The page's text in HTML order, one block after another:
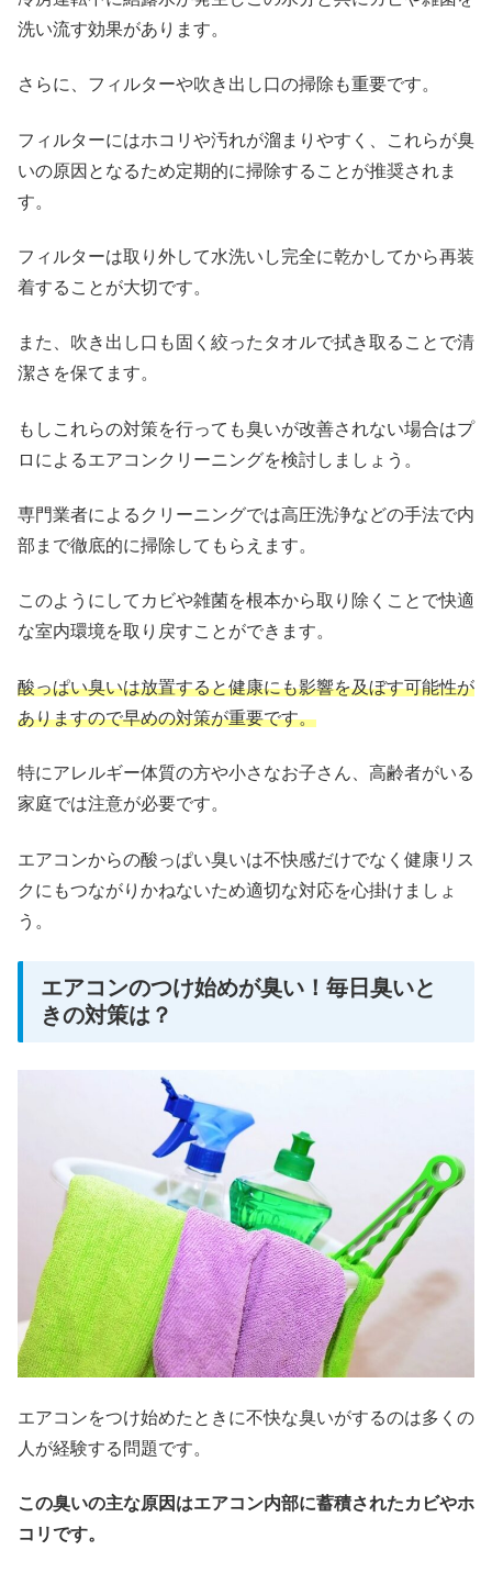
洗い流す効果があります。
さらに、フィルターや吹き出し口の掃除も重要です。
フィルターにはホコリや汚れが溜まりやすく、これらが臭
いの原因となるため定期的に掃除することが推奨されま
す。
フィルターは取り外して水洗いし完全に乾かしてから再装
着することが大切です。
また、吹き出し口も固く絞ったタオルで拭き取ることで清
潔さを保てます。
もしこれらの対策を行っても臭いが改善されない場合はプ
ロによるエアコンクリーニングを検討しましょう。
専門業者によるクリーニングでは高圧洗浄などの手法で内
部まで徹底的に掃除してもらえます。
このようにしてカビや雑菌を根本から取り除くことで快適
な室内環境を取り戻すことができます。
酸っぱい臭いは放置すると健康にも影響を及ぼす可能性が
ありますので早めの対策が重要です。
特にアレルギー体質の方や小さなお子さん、高齢者がいる
家庭では注意が必要です。
エアコンからの酸っぱい臭いは不快感だけでなく健康リス
クにもつながりかねないため適切な対応を心掛けましょ
う。
エアコンのつけ始めが臭い！毎日臭いと
きの対策は？
エアコンをつけ始めたときに不快な臭いがするのは多くの
人が経験する問題です。
この臭いの主な原因はエアコン内部に蓄積されたカビやホ
コリです。